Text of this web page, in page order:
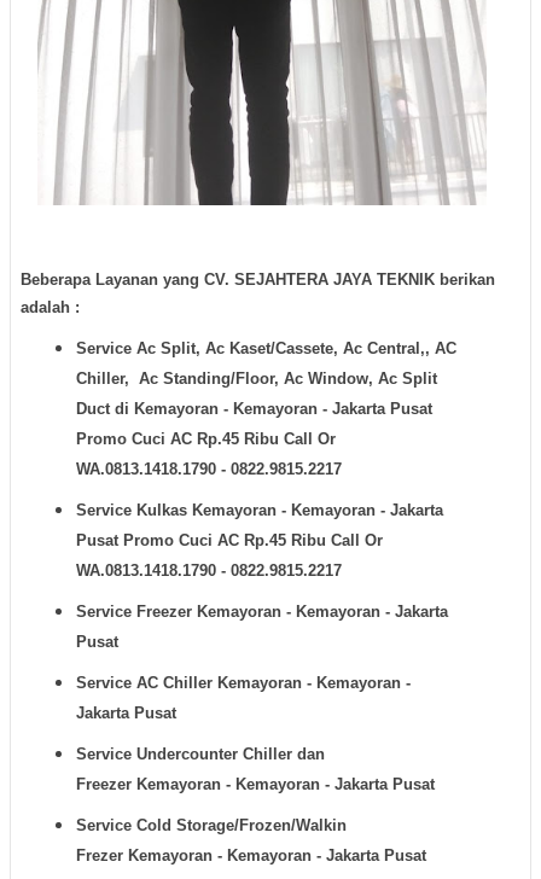
Beberapa Layanan yang CV. SEJAHTERA JAYA TEKNIK berikan
adalah :
Service Ac Split, Ac Kaset/Cassete, Ac Central,, AC
Chiller, Ac Standing/Floor, Ac Window, Ac Split
Duct di Kemayoran - Kemayoran - Jakarta Pusat
Promo Cuci AC Rp.45 Ribu Call Or
WA.0813.1418.1790 - 0822.9815.2217
Service Kulkas Kemayoran - Kemayoran - Jakarta
Pusat Promo Cuci AC Rp.45 Ribu Call Or
WA.0813.1418.1790 - 0822.9815.2217
Service Freezer Kemayoran - Kemayoran - Jakarta
Pusat
Service AC Chiller Kemayoran - Kemayoran -
Jakarta Pusat
Service Undercounter Chiller dan
Freezer Kemayoran - Kemayoran - Jakarta Pusat
Service Cold Storage/Frozen/Walkin
Frezer Kemayoran - Kemayoran - Jakarta Pusat